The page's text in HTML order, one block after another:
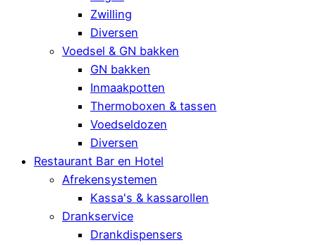
Zwilling
Diversen
Voedsel & GN bakken
GN bakken
Inmaakpotten
Thermoboxen & tassen
Voedseldozen
Diversen
Restaurant Bar en Hotel
Afrekensystemen
Kassa's & kassarollen
Drankservice
Drankdispensers